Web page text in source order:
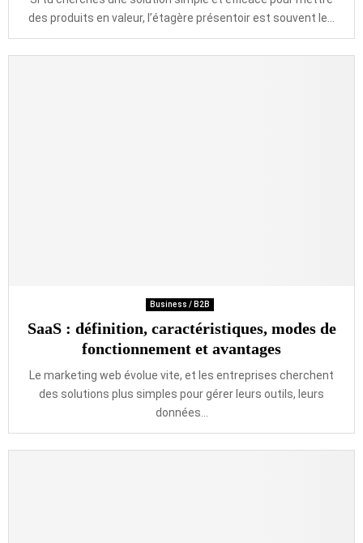
des produits en valeur, l’étagère présentoir est souvent le...
Business / B2B
SaaS : définition, caractéristiques, modes de
fonctionnement et avantages
Le marketing web évolue vite, et les entreprises cherchent
des solutions plus simples pour gérer leurs outils, leurs
données...